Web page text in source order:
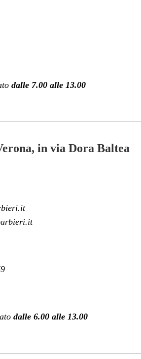
dalle 7.00 alle 13.00
in via Dora Baltea
dalle 6.00 alle 13.00